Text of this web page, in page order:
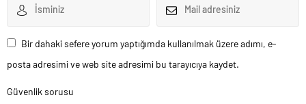
Bir dahaki sefere yorum yaptığımda kullanılmak üzere adımı, e-
posta adresimi ve web site adresimi bu tarayıcıya kaydet.
Güvenlik sorusu